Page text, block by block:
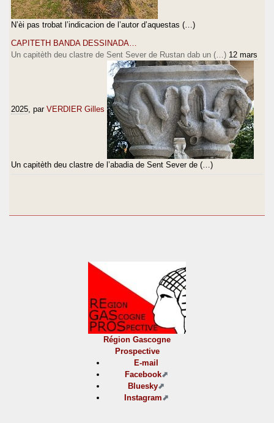
N’èi pas trobat l’indicacion de l’autor d’aquestas (…)
CAPITETH BANDA DESSINADA…
Un capitèth deu clastre de Sent Sever de Rustan dab un (…) 12 mars
2025 , par VERDIER Gilles
Un capitèth deu clastre de l’abadia de Sent Sever de (…)
Région Gascogne
Prospective
E-mail
Facebook
Bluesky
Instagram